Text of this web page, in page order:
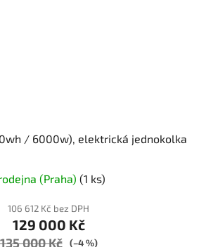
/ 6000w), elektrická jednokolka
(Praha) (1 ks)
106 612 Kč bez DPH
129 000 Kč
135 000 Kč (–4 %)